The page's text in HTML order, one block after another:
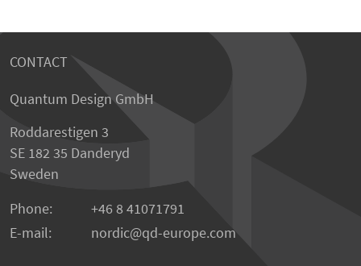
CONTACT
Quantum Design GmbH
Roddarestigen 3
SE 182 35 Danderyd
Sweden
Phone:
+46 8 41071791
E-mail:
nordic qd-europe.com